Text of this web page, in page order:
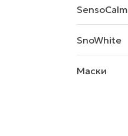
SensoCalm
SnoWhite
Маски